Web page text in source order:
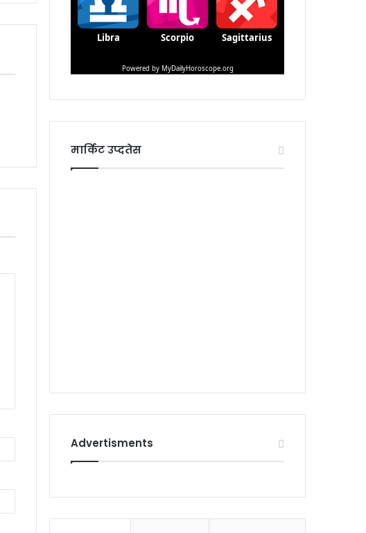
मार्किट उप्दतेस
Advertisments